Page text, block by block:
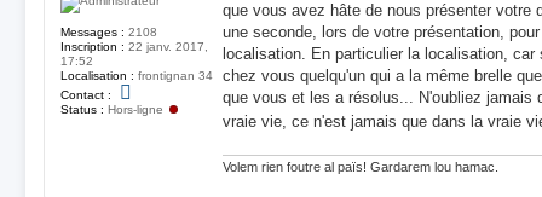
Messages : 2108
Inscription : 22 janv. 2017,
17:52
Localisation : frontignan 34
Contact :
o
n
Status : Hors-ligne
a
g
que vous avez hâte de nous présenter votre
une seconde, lors de votre présentation,
localisation. En particulier la localisation,
chez vous quelqu'un qui a la même brelle
que vous et les a résolus... N'oubliez jamais
vraie vie, ce n'est jamais que dans la vraie
Volem rien foutre al païs! Gardarem lou hamac.